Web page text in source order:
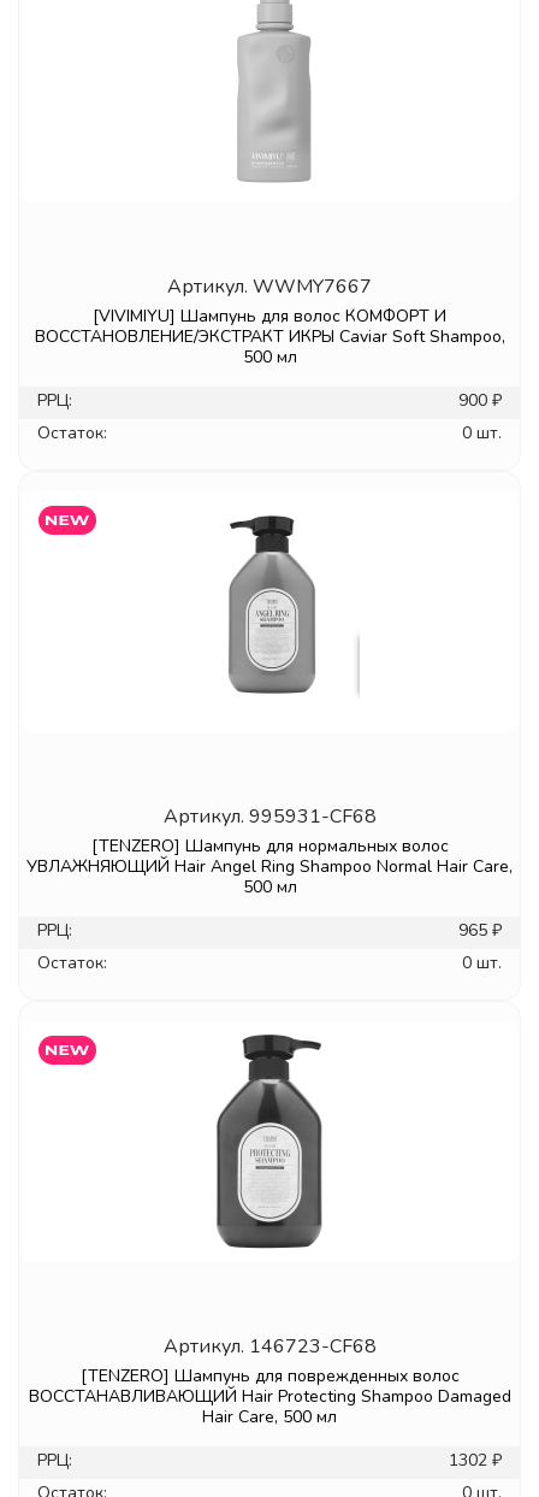
Артикул. WWMY7667
[VIVIMIYU] Шампунь для волос КОМФОРТ И
ВОССТАНОВЛЕНИЕ/ЭКСТРАКТ ИКРЫ Caviar Soft Shampoo,
500 мл
РРЦ:
900 ₽
Остаток:
0 шт.
Артикул. 995931-CF68
[TENZERO] Шампунь для нормальных волос
УВЛАЖНЯЮЩИЙ Hair Angel Ring Shampoo Normal Hair Care,
500 мл
РРЦ:
965 ₽
Остаток:
0 шт.
Артикул. 146723-CF68
[TENZERO] Шампунь для поврежденных волос
ВОССТАНАВЛИВАЮЩИЙ Hair Protecting Shampoo Damaged
Hair Care, 500 мл
РРЦ:
1302 ₽